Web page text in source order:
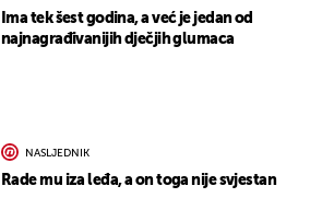
Ima tek šest godina, a već je jedan od
najnagrađivanijih dječjih glumaca
NASLJEDNIK
Rade mu iza leđa, a on toga nije svjestan